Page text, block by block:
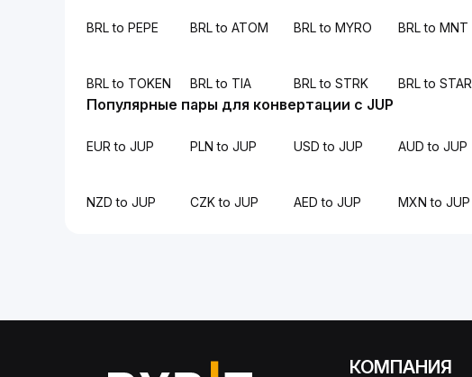
BRL to PEPE BRL to ATOM BRL to MYRO BRL to MNT
BRL to TOKEN BRL to TIA BRL to STRK BRL to STAR
Популярные пары для конвертации с JUP
EUR to JUP PLN to JUP USD to JUP AUD to JUP
NZD to JUP CZK to JUP AED to JUP MXN to JUP
КОМПАНИЯ